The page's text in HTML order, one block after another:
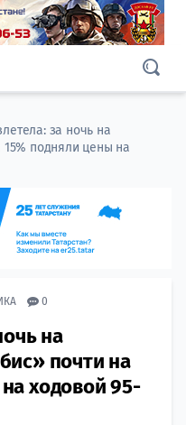
за ночь на
15% подняли цены на
0
на
почти на
ходовой 95-